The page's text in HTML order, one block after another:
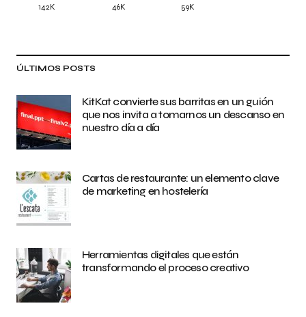
142K
46K
59K
ÚLTIMOS POSTS
KitKat convierte sus barritas en un guión
que nos invita a tomarnos un descanso en
nuestro día a día
Cartas de restaurante: un elemento clave
de marketing en hostelería
Herramientas digitales que están
transformando el proceso creativo